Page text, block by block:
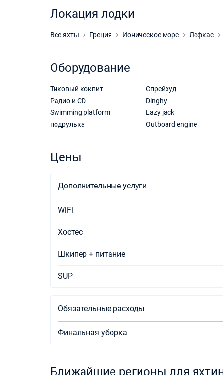
Локация лодки
Все яхты Греция Ионическое море Лефкас
Оборудование
Тиковый кокпит
Радио и CD
Swimming platform
подрулька
Спрейхуд
Dinghy
Lazy jack
Outboard engine
Цены
Дополнительные услуги
WiFi
Хостес
Шкипер + питание
SUP
Обязательные расходы
Финальная уборка
Ближайшие регионы для